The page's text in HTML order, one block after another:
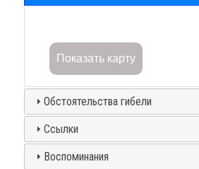
Показать карту
Обстоятельства гибели
Ссылки
Воспоминания